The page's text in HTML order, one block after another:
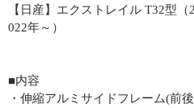
【日産】エクストレイル T32型
022年～）
■内容
・伸縮アルミサイドフレーム(前